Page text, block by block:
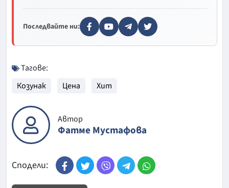
Последвайте ни:
Тагове:
Козунак
Цена Хит
Автор
Фатме Мустафова
Сподели: